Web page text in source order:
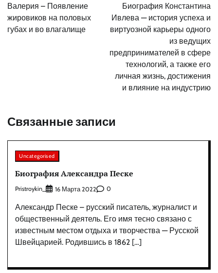
по
записям
Валерия – Появление
жировиков на половых
губах и во влагалище
Биография Константина
Ивлева — история успеха и
виртуозной карьеры одного
из ведущих
предпринимателей в сфере
технологий, а также его
личная жизнь, достижения
и влияние на индустрию
Связанные записи
Uncategorised
Биография Александра Песке
Pristroykin_ 16 Марта 2022 0
Александр Песке – русский писатель, журналист и
общественный деятель. Его имя тесно связано с
известным местом отдыха и творчества — Русской
Швейцарией. Родившись в 1862 […]